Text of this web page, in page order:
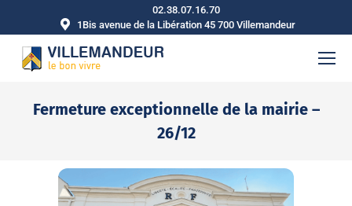
02.38.07.16.70
1Bis avenue de la Libération 45 700 Villemandeur
Fermeture exceptionnelle de la mairie –
26/12